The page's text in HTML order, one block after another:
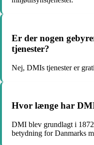
Er der nogen
tjenester?
Nej, DMIs tjenester er
Hvor længe har
DMI blev grundlagt i
betydning for Danmarks